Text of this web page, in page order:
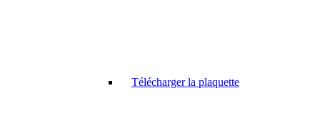
Télécharger la plaquette